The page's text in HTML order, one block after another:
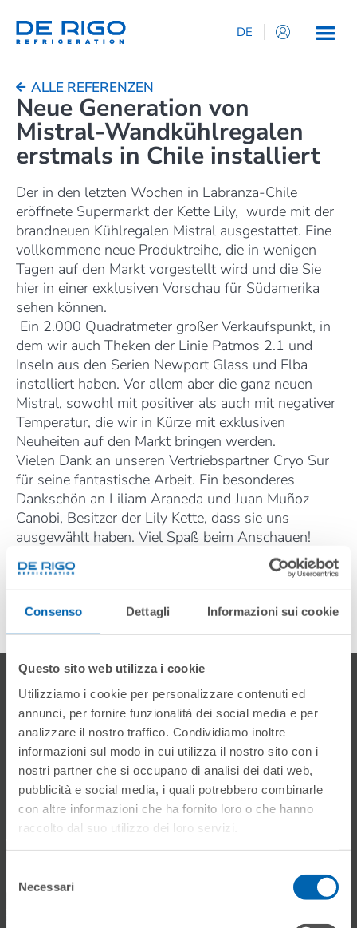
Consenso Dettagli Informazioni sui cookie
Questo sito web utilizza i cookie
Utilizziamo i cookie per personalizzare contenuti ed
annunci, per fornire funzionalità dei social media e per
analizzare il nostro traffico. Condividiamo inoltre
informazioni sul modo in cui utilizza il nostro sito con i
nostri partner che si occupano di analisi dei dati web,
pubblicità e social media, i quali potrebbero combinarle
con altre informazioni che ha fornito loro o che hanno
raccolto dal suo utilizzo dei loro servizi.
delNecessari
DE
IT
FR
ALLE REFERENZEN
Neue Generation von
Mistral-Wandkühlregalen
erstmals in Chile installiert
Der in den letzten Wochen in Labranza-Chile
eröffnete Supermarkt der Kette Lily, wurde mit der
brandneuen Kühlregalen Mistral ausgestattet. Eine
vollkommene neue Produktreihe, die in wenigen
Tagen auf den Markt vorgestellt wird und die Sie
hier in einer exklusiven Vorschau für Südamerika
sehen können.
Ein 2.000 Quadratmeter großer Verkaufspunkt, in
dem wir auch Theken der Linie Patmos 2.1 und
Inseln aus den Serien Newport Glass und Elba
installiert haben. Vor allem aber die ganz neuen
Mistral, sowohl mit positiver als auch mit negativer
Temperatur, die wir in Kürze mit exklusiven
Neuheiten auf den Markt bringen werden.
Vielen Dank an unseren Vertriebspartner Cryo Sur
für seine fantastische Arbeit. Ein besonderes
Dankschön an Liliam Araneda und Juan Muñoz
Canobi, Besitzer der Lily Kette, dass sie uns
ausgewählt haben. Viel Spaß beim Anschauen!
MAI 2024
Gallery